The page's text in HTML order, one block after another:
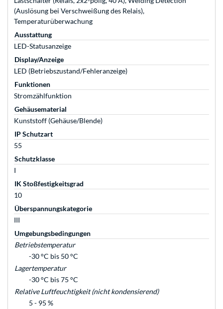
(Auslösung bei Verschweißung des Relais),
Temperaturüberwachung
Ausstattung
LED-Statusanzeige
Display/Anzeige
LED (Betriebszustand/Fehleranzeige)
Funktionen
Stromzählfunktion
Gehäusematerial
Kunststoff (Gehäuse/Blende)
IP Schutzart
55
Schutzklasse
I
IK Stoßfestigkeitsgrad
10
Überspannungskategorie
III
Umgebungsbedingungen
Betriebstemperatur
-30 °C bis 50 °C
Lagertemperatur
-30 °C bis 75 °C
Relative Luftfeuchtigkeit (nicht kondensierend)
5 - 95 %